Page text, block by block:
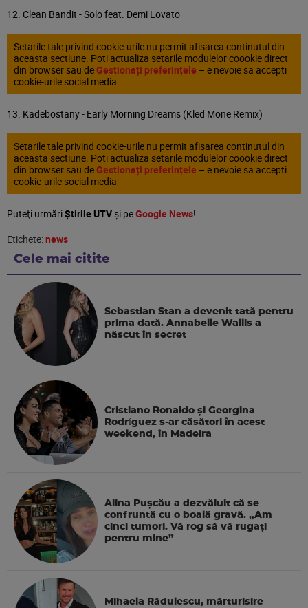
12. Clean Bandit - Solo feat. Demi Lovato
Setarile tale privind cookie-urile nu permit afisarea continutul din
aceasta sectiune. Poti actualiza setarile modulelor coookie direct
din browser sau de Gestionați preferințele – e nevoie sa accepti
cookie-urile social media
13. Kadebostany - Early Morning Dreams (Kled Mone Remix)
Setarile tale privind cookie-urile nu permit afisarea continutul din
aceasta sectiune. Poti actualiza setarile modulelor coookie direct
din browser sau de Gestionați preferințele – e nevoie sa accepti
cookie-urile social media
Puteţi urmăriȘtirile UTVşi peGoogle News!
Etichete:news
Cele mai citite
Sebastian Stan a devenit tată pentru
prima dată. Annabelle Wallis a
născut în secret
Cristiano Ronaldo și Georgina
Rodríguez s-ar căsători în acest
weekend, în Madeira
Alina Pușcău a dezvăluit că se
confruntă cu o boală gravă. „Am
cinci tumori. Vă rog să vă rugați
pentru mine”
Mihaela Rădulescu, mărturisire